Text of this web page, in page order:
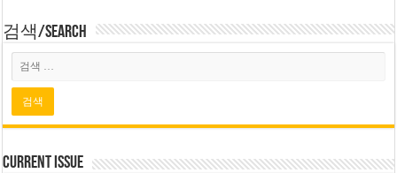
검색/Search
Current Issue